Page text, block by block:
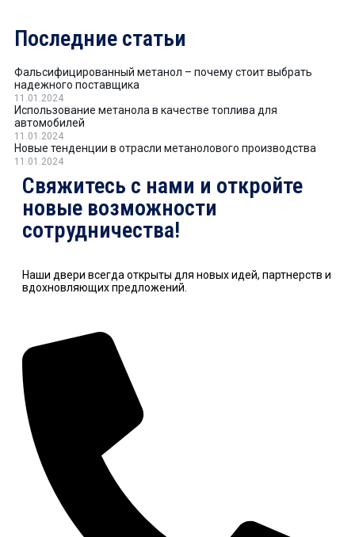
Последние статьи
Фальсифицированный метанол – почему стоит выбрать
надежного поставщика
11.01.2024
Использование метанола в качестве топлива для
автомобилей
11.01.2024
Новые тенденции в отрасли метанолового производства
11.01.2024
Свяжитесь с нами и откройте
новые возможности
сотрудничества!
Наши двери всегда открыты для новых идей, партнерств и
вдохновляющих предложений.